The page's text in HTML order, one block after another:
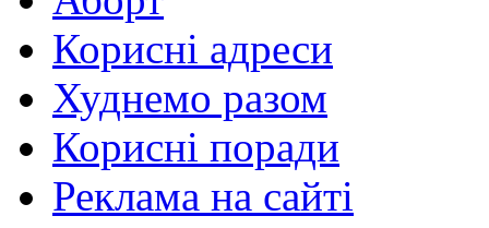
Корисні адреси
Худнемо разом
Корисні поради
Реклама на сайті